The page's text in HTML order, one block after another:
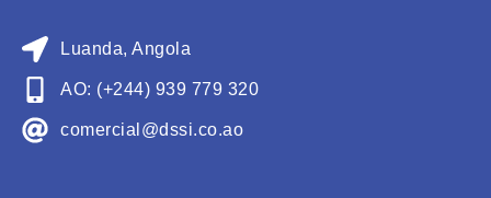
Luanda, Angola
AO: (+244) 939 779 320
comercial@dssi.co.ao